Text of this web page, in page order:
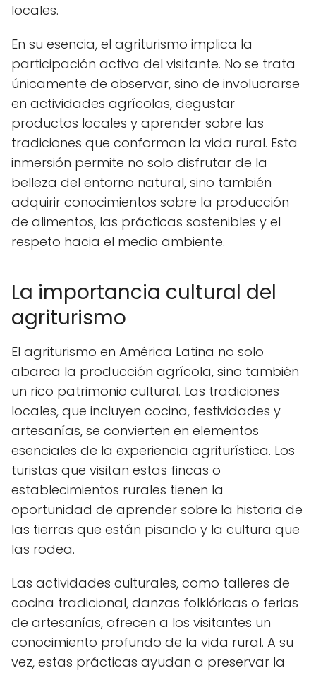
locales.
En su esencia, el agriturismo implica la
participación activa del visitante. No se trata
únicamente de observar, sino de involucrarse
en actividades agrícolas, degustar
productos locales y aprender sobre las
tradiciones que conforman la vida rural. Esta
inmersión permite no solo disfrutar de la
belleza del entorno natural, sino también
adquirir conocimientos sobre la producción
de alimentos, las prácticas sostenibles y el
respeto hacia el medio ambiente.
La importancia cultural del
agriturismo
El agriturismo en América Latina no solo
abarca la producción agrícola, sino también
un rico patrimonio cultural. Las tradiciones
locales, que incluyen cocina, festividades y
artesanías, se convierten en elementos
esenciales de la experiencia agriturística. Los
turistas que visitan estas fincas o
establecimientos rurales tienen la
oportunidad de aprender sobre la historia de
las tierras que están pisando y la cultura que
las rodea.
Las actividades culturales, como talleres de
cocina tradicional, danzas folklóricas o ferias
de artesanías, ofrecen a los visitantes un
conocimiento profundo de la vida rural. A su
vez, estas prácticas ayudan a preservar la